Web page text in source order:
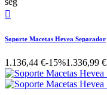

Soporte Macetas Hevea Separador
1.136,44 €-15%1.336,99 €